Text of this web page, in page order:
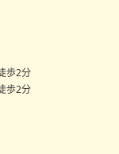
歩2分
歩2分